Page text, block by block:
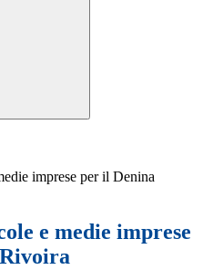
imprese per il Denina
e medie imprese